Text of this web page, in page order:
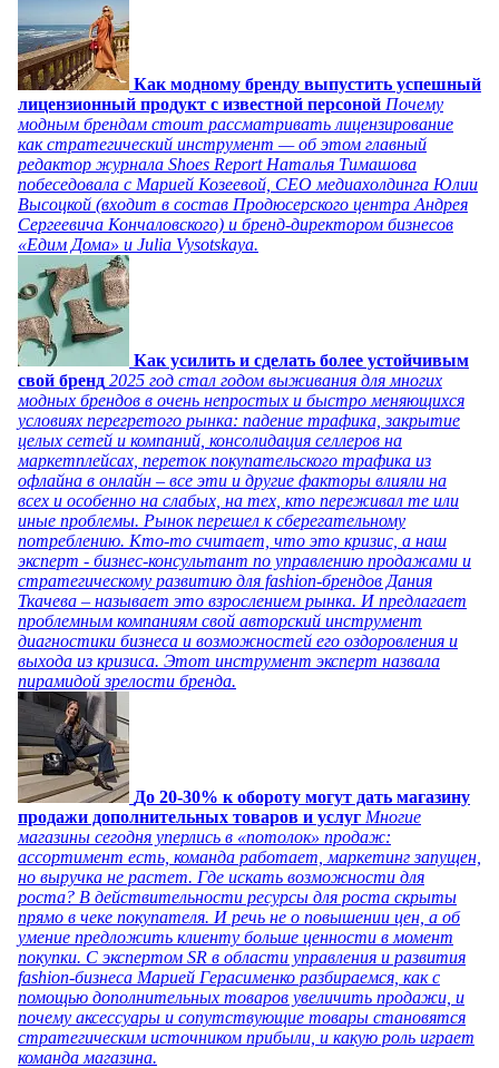
Как модному бренду выпустить успешный
лицензионный продукт с известной персоной Почему
модным брендам стоит рассматривать лицензирование
как стратегический инструмент — об этом главный
редактор журнала Shoes Report Наталья Тимашова
побеседовала с Марией Козеевой, СЕО медиахолдинга Юлии
Высоцкой (входит в состав Продюсерского центра Андрея
Сергеевича Кончаловского) и бренд-директором бизнесов
«Едим Дома» и Julia Vysotskaya.
Как усилить и сделать более устойчивым
свой бренд 2025 год стал годом выживания для многих
модных брендов в очень непростых и быстро меняющихся
условиях перегретого рынка: падение трафика, закрытие
целых сетей и компаний, консолидация селлеров на
маркетплейсах, переток покупательского трафика из
офлайна в онлайн – все эти и другие факторы влияли на
всех и особенно на слабых, на тех, кто переживал те или
иные проблемы. Рынок перешел к сберегательному
потреблению. Кто-то считает, что это кризис, а наш
эксперт - бизнес-консультант по управлению продажами и
стратегическому развитию для fashion-брендов Дания
Ткачева – называет это взрослением рынка. И предлагает
проблемным компаниям свой авторский инструмент
диагностики бизнеса и возможностей его оздоровления и
выхода из кризиса. Этот инструмент эксперт назвала
пирамидой зрелости бренда.
До 20-30% к обороту могут дать магазину
продажи дополнительных товаров и услуг Многие
магазины сегодня уперлись в «потолок» продаж:
ассортимент есть, команда работает, маркетинг запущен,
но выручка не растет. Где искать возможности для
роста? В действительности ресурсы для роста скрыты
прямо в чеке покупателя. И речь не о повышении цен, а об
умение предложить клиенту больше ценности в момент
покупки. С экспертом SR в области управления и развития
fashion-бизнеса Марией Герасименко разбираемся, как с
помощью дополнительных товаров увеличить продажи, и
почему аксессуары и сопутствующие товары становятся
стратегическим источником прибыли, и какую роль играет
команда магазина.